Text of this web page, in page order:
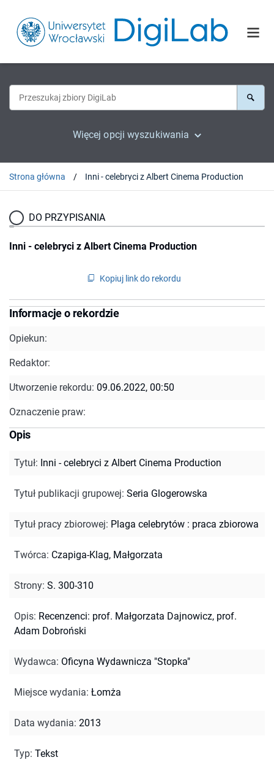
Więcej opcji wyszukiwania
Strona główna Inni - celebryci z Albert Cinema Production
DO PRZYPISANIA
Inni - celebryci z Albert Cinema Production
Kopiuj link do rekordu
Informacje o rekordzie
Opiekun:
Redaktor:
Utworzenie rekordu: 09.06.2022, 00:50
Oznaczenie praw:
Opis
Tytuł: Inni - celebryci z Albert Cinema Production
Tytuł publikacji grupowej: Seria Glogerowska
Tytuł pracy zbiorowej: Plaga celebrytów : praca zbiorowa
Twórca: Czapiga-Klag, Małgorzata
Strony: S. 300-310
Opis: Recenzenci: prof. Małgorzata Dajnowicz, prof.
Adam Dobroński
Wydawca: Oficyna Wydawnicza "Stopka"
Miejsce wydania: Łomża
Data wydania: 2013
Typ: Tekst